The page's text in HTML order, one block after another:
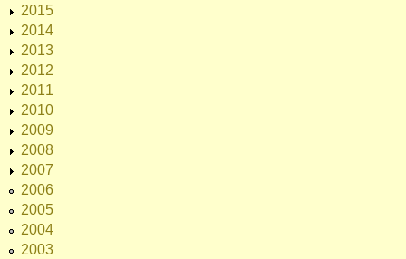
2015
2014
2013
2012
2011
2010
2009
2008
2007
2006
2005
2004
2003